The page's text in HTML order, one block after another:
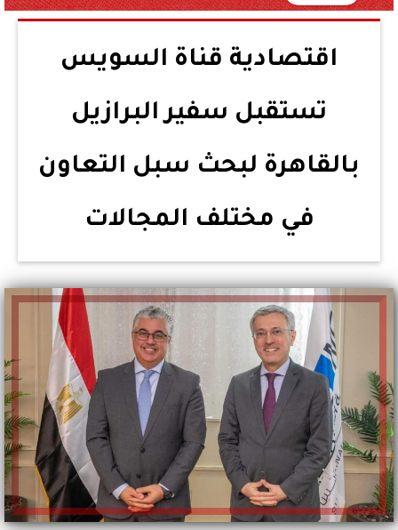
اقتصادية قناة السويس
تستقبل سفير البرازيل
بالقاهرة لبحث سبل التعاون
في مختلف المجالات